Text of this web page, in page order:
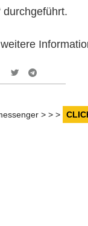
durchgeführt.
> > >